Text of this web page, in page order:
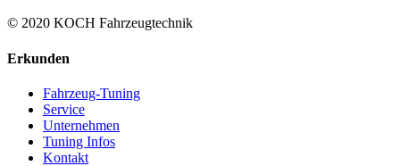
© 2020 KOCH Fahrzeugtechnik
Erkunden
Fahrzeug-Tuning
Service
Unternehmen
Tuning Infos
Kontakt